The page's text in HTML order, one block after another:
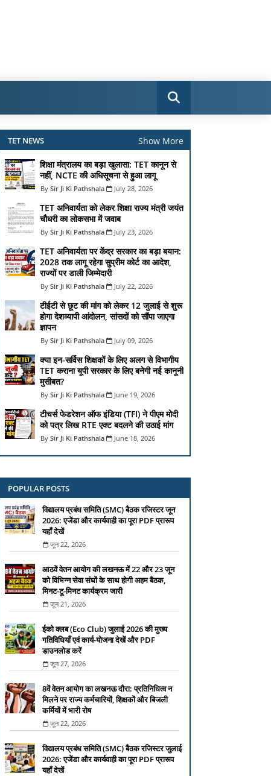
TET NEWS Show More
शिक्षा मंत्रालय का बड़ा खुलासा: TET कानून से
नहीं, NCTE की अधिसूचना से हुआ लागू
Sir Ji Ki Pathshala July 28, 2026
TET अनिवार्यता को लेकर शिक्षा राज्य मंत्री जयंत
चौधरी का लोकसभा में जवाब
Sir Ji Ki Pathshala July 23, 2026
TET अनिवार्यता पर केंद्र सरकार का बड़ा बयान:
2028 तक लागू रहेगा सुप्रीम कोर्ट का आदेश,
राज्यों पर डाली जिम्मेदारी
Sir Ji Ki Pathshala July 22, 2026
टीईटी से छूट की मांग को लेकर 12 जुलाई से शुरू
होगा देशव्यापी आंदोलन, सांसदों को सौंपा जाएगा
ज्ञापन
Sir Ji Ki Pathshala July 09, 2026
क्या इन-सर्विस शिक्षकों के लिए अलग से विभागीय
TET कराना यूपी सरकार के लिए बनेगी नई कानूनी
मुसीबत?
Sir Ji Ki Pathshala June 19, 2026
टीचर्स फेडरेशन ऑफ इंडिया (TFI) ने पीएम मोदी
को पत्र लिख RTE एक्ट बदलने की उठाई मांग
Sir Ji Ki Pathshala June 18, 2026
POPULAR POSTS
विद्यालय प्रबंध समिति (SMC) बैठक रजिस्टर जून
2026: एजेंडा और कार्यवाही का पूरा PDF प्रारूप
यहाँ देखें
जून 22, 2026
आठवें वेतन आयोग की लखनऊ में 22 और 23 जून
को विभिन्न सेवा संघों के साथ होगी अहम बैठक,
मिनट-टू-मिनट कार्यक्रम जारी
जून 21, 2026
ईको क्लब (Eco Club) जुलाई 2026 की मुख्य
गतिविधियाँ एवं कार्य-योजना देखें और PDF
डाउनलोड करें
जून 27, 2026
8वें वेतन आयोग का लखनऊ दौरा: प्रतिनिधित्व न
मिलने पर राज्य कर्मचारियों, शिक्षकों और बिजली
कर्मियों में भारी रोष
जून 22, 2026
विद्यालय प्रबंध समिति (SMC) बैठक रजिस्टर जुलाई
2026: एजेंडा और कार्यवाही का पूरा PDF प्रारूप
यहाँ देखें